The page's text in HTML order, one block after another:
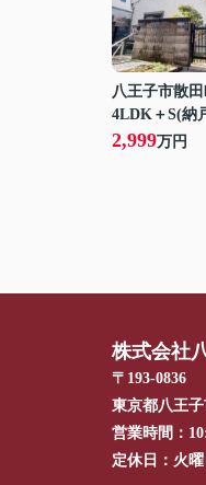
八王子市散田
4LDK＋S(納
2,999万円
株式会社
〒193-0836
東京都八王
営業時間：
定休日： 火